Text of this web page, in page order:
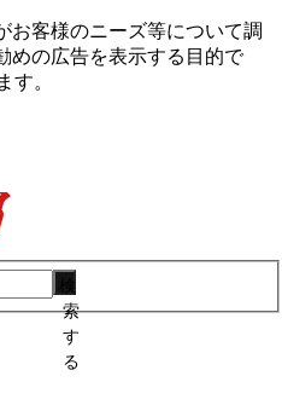
お客様のニーズ等について調
めの広告を表⽰する⽬的で
す。
索
す
る